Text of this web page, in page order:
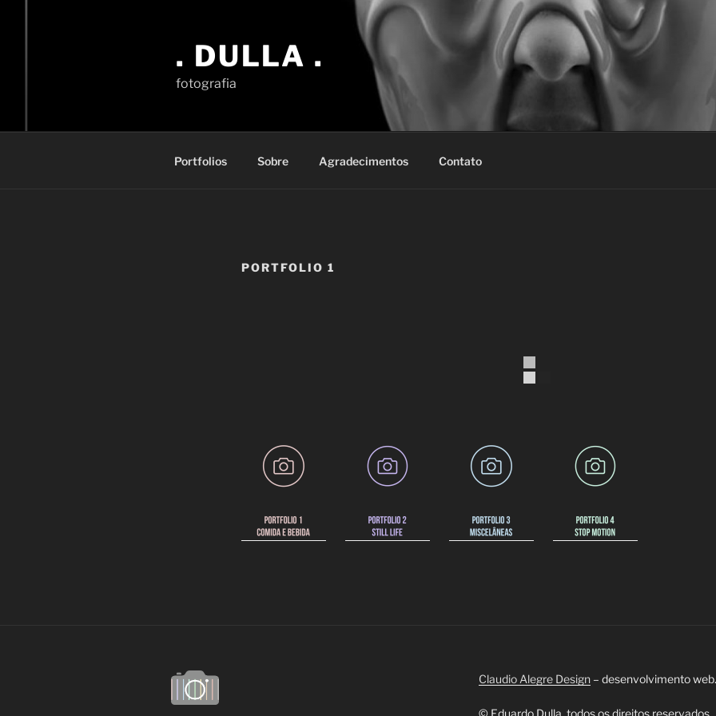
. DULLA .
fotografia
Portfolios Sobre Agradecimentos Contato
PORTFOLIO 1
Claudio Alegre Design– desenvolvimento web.
© Eduardo Dulla, todos os direitos reservados.